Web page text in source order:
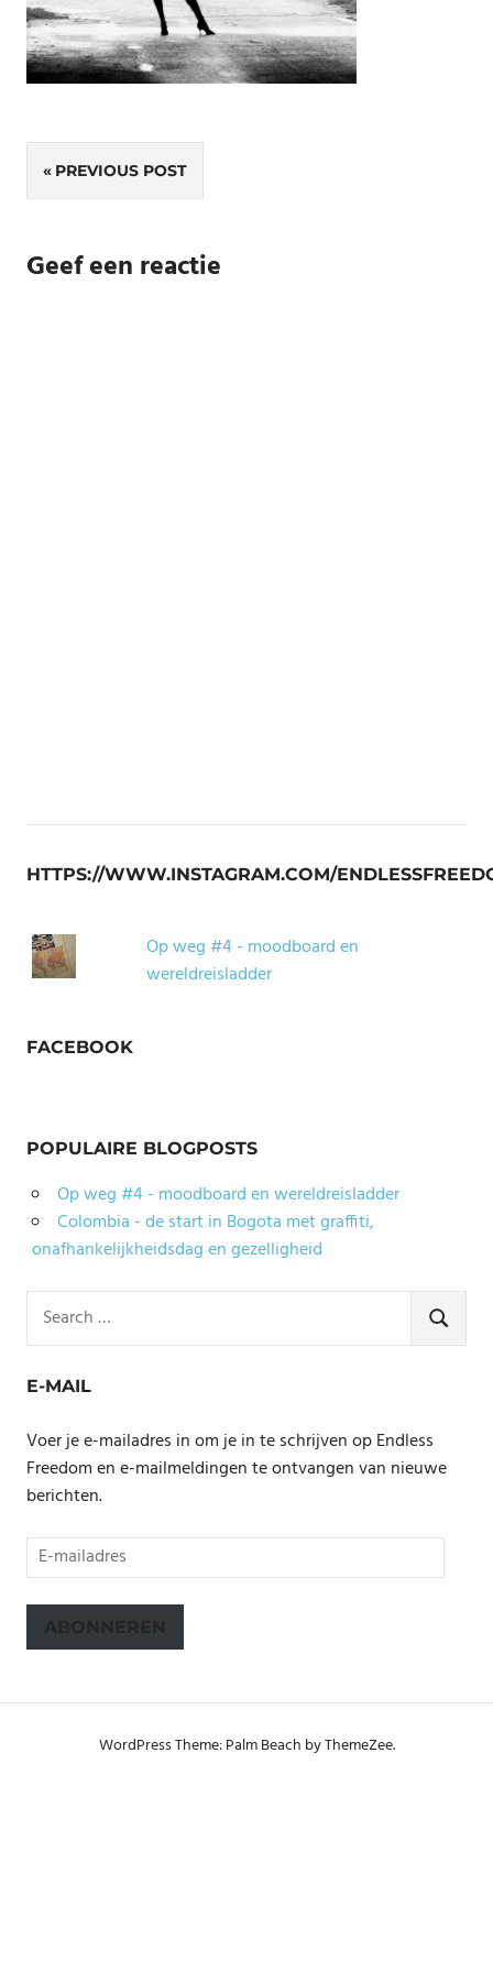
Bericht
navigatie
PREVIOUS POST
Geef een reactie
HTTPS://WWW.INSTAGRAM.COM/
Op weg #4 - moodboard en
wereldreisladder
FACEBOOK
POPULAIRE BLOGPOSTS
Op weg #4 - moodboard en wereldreisladder
Colombia - de start in Bogota met graffiti,
onafhankelijkheidsdag en gezelligheid
for:
SEARCH
E-MAIL
Voer je e-mailadres in om je in te schrijven op Endless
Freedom en e-mailmeldingen te ontvangen van nieuwe
berichten.
E-
mailadres
ABONNEREN
WordPress Theme: Palm Beach by ThemeZee.